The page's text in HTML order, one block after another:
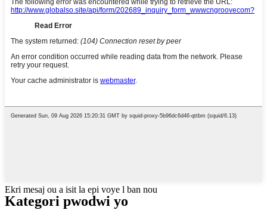
Ekri mesaj ou a isit la epi voye l ban nou
Kategori pwodwi yo